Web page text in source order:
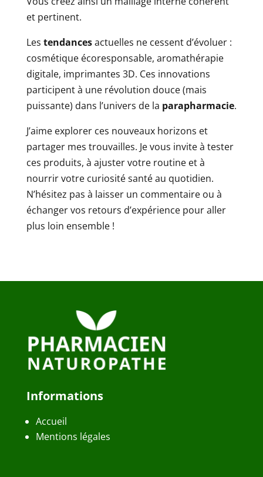
et pertinent.
Les tendancesactuelles ne cessent d’évoluer :
cosmétique écoresponsable, aromathérapie
digitale, imprimantes 3D. Ces innovations
participent à une révolution douce (mais
puissante) dans l’univers de la parapharmacie.
J’aime explorer ces nouveaux horizons et
partager mes trouvailles. Je vous invite à tester
ces produits, à ajuster votre routine et à
nourrir votre curiosité santé au quotidien.
N’hésitez pas à laisser un commentaire ou à
échanger vos retours d’expérience pour aller
plus loin ensemble !
Informations
Accueil
Mentions légales